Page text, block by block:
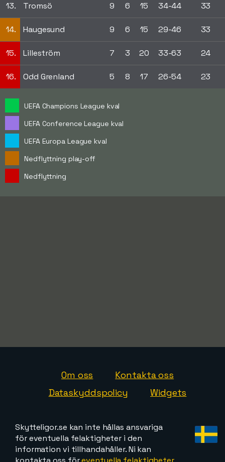
13. Tromsö 9 6 15 34-44 33
14. Haugesund 9 6 15 29-46 33
15. Lilleström 7 3 20 33-63 24
16. Odd Grenland 5 8 17 26-54 23
UEFA Champions League kval
UEFA Conference League kval
UEFA Europa League kval
Nedflyttning play-off
Nedflyttning
Om oss
Kontakta oss
Dataskyddspolicy
Widgets
Skytteligor.se kan inte hållas ansvariga
för eventuella felaktigheter i den
information vi tillhandahåller. Ni kan